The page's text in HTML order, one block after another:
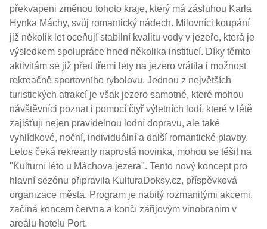
překvapeni změnou tohoto kraje, který má zásluhou Karla
Hynka Máchy, svůj romantický nádech. Milovníci koupání
již několik let oceňují stabilní kvalitu vody v jezeře, která je
výsledkem spolupráce hned několika institucí. Díky těmto
aktivitám se již před třemi lety na jezero vrátila i možnost
rekreačně sportovního rybolovu. Jednou z největších
turistických atrakcí je však jezero samotné, které mohou
návštěvníci poznat i pomocí čtyř výletních lodí, které v létě
zajišťují nejen pravidelnou lodní dopravu, ale také
vyhlídkové, noční, individuální a další romantické plavby.
Letos čeká rekreanty naprostá novinka, mohou se těšit na
"Kulturní léto u Máchova jezera". Tento nový koncept pro
hlavní sezónu připravila KulturaDoksy.cz, příspěvková
organizace města. Program je nabitý rozmanitými akcemi,
začíná koncem června a končí zářijovým vinobraním v
areálu hotelu Port.